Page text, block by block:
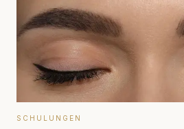
SCHULUNGEN